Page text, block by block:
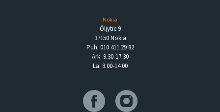
Nokia
Öljytie 9
37150 Nokia
Puh. 010 411 29 82
Ark. 9.30-17.30
La. 9.00-14.00